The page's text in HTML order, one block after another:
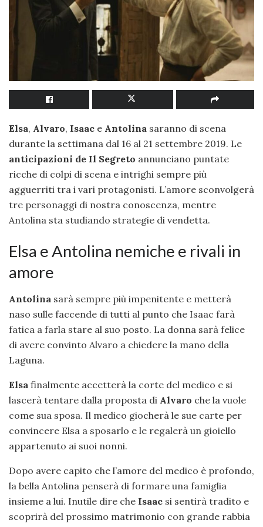
Elsa, Alvaro, Isaac e Antolina saranno di scena
durante la settimana dal 16 al 21 settembre 2019. Le
anticipazioni de Il Segreto annunciano puntate
ricche di colpi di scena e intrighi sempre più
agguerriti tra i vari protagonisti. L’amore sconvolgerà
tre personaggi di nostra conoscenza, mentre
Antolina sta studiando strategie di vendetta.
Elsa e Antolina nemiche e rivali in
amore
Antolina sarà sempre più impenitente e metterà
naso sulle faccende di tutti al punto che Isaac farà
fatica a farla stare al suo posto. La donna sarà felice
di avere convinto Alvaro a chiedere la mano della
Laguna.
Elsa finalmente accetterà la corte del medico e si
lascerà tentare dalla proposta di Alvaro che la vuole
come sua sposa. Il medico giocherà le sue carte per
convincere Elsa a sposarlo e le regalerà un gioiello
appartenuto ai suoi nonni.
Dopo avere capito che l’amore del medico è profondo,
la bella Antolina penserà di formare una famiglia
insieme a lui. Inutile dire che Isaac si sentirà tradito e
scoprirà del prossimo matrimonio con grande rabbia